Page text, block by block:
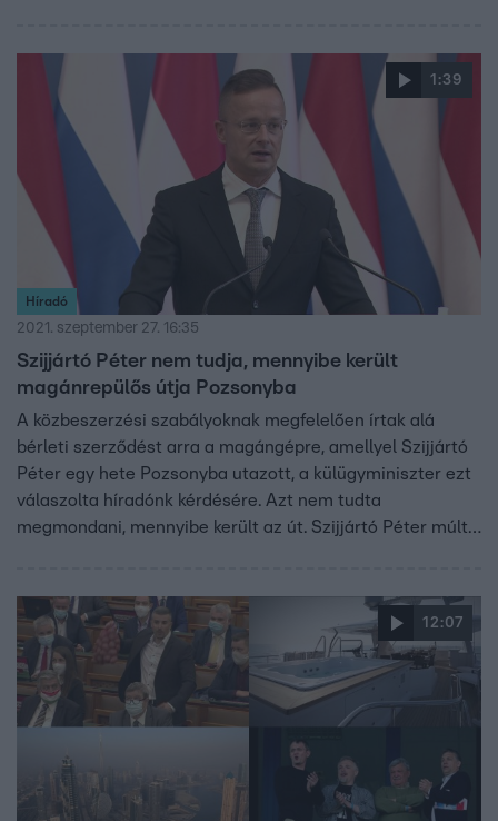
1:39
Híradó
2021. szeptember 27. 16:35
Szijjártó Péter nem tudja, mennyibe került
magánrepülős útja Pozsonyba
A közbeszerzési szabályoknak megfelelően írtak alá
bérleti szerződést arra a magángépre, amellyel Szijjártó
Péter egy hete Pozsonyba utazott, a külügyminiszter ezt
válaszolta híradónk kérdésére. Azt nem tudta
megmondani, mennyibe került az út. Szijjártó Péter múlt
forint állami támogatást kapott.
12:07